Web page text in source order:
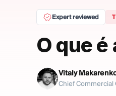
Expert reviewed
O que
Vitaly
Chief Commercial